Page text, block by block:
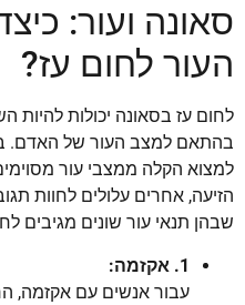
סאונה ועור:
העור לחום עז?
לחום עז בסאונה יכולות להיות
בהתאם למצב העור של האדם.
למצוא הקלה ממצבי עור
הזיעה, אחרים עלולים לחוות
שבהן תנאי עור שונים מגיבים
1. אקזמה:
עבור אנשים עם אקזמה,